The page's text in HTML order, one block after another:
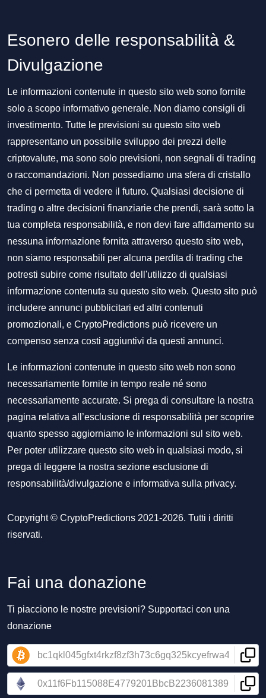
Esonero delle responsabilità &
Divulgazione
Le informazioni contenute in questo sito web sono fornite
solo a scopo informativo generale. Non diamo consigli di
investimento. Tutte le previsioni su questo sito web
rappresentano un possibile sviluppo dei prezzi delle
criptovalute, ma sono solo previsioni, non segnali di trading
o raccomandazioni. Non possediamo una sfera di cristallo
che ci permetta di vedere il futuro. Qualsiasi decisione di
trading o altre decisioni finanziarie che prendi, sarà sotto la
tua completa responsabilità, e non devi fare affidamento su
nessuna informazione fornita attraverso questo sito web,
non siamo responsabili per alcuna perdita di trading che
potresti subire come risultato dell'utilizzo di qualsiasi
informazione contenuta su questo sito web. Questo sito può
includere annunci pubblicitari ed altri contenuti
promozionali, e CryptoPredictions può ricevere un
compenso senza costi aggiuntivi da questi annunci.
Le informazioni contenute in questo sito web non sono
necessariamente fornite in tempo reale né sono
necessariamente accurate. Si prega di consultare la nostra
pagina relativa all’esclusione di responsabilità per scoprire
quanto spesso aggiorniamo le informazioni sul sito web.
Per poter utilizzare questo sito web in qualsiasi modo, si
prega di leggere la nostra sezione esclusione di
responsabilità/divulgazione e informativa sulla privacy.
Copyright © CryptoPredictions 2021-2026. Tutti i diritti
riservati.
Fai una donazione
Ti piacciono le nostre previsioni? Supportaci con una
donazione